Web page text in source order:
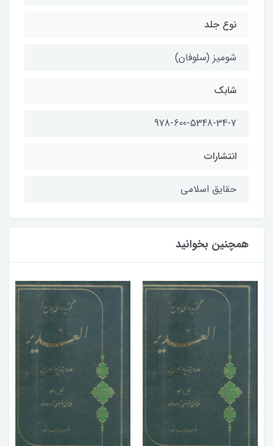
نوع جلد
شومیز (سلوفان)
شابک
978-600-5348-34-7
انتشارات
حقایق اسلامی
همچنین بخوانید